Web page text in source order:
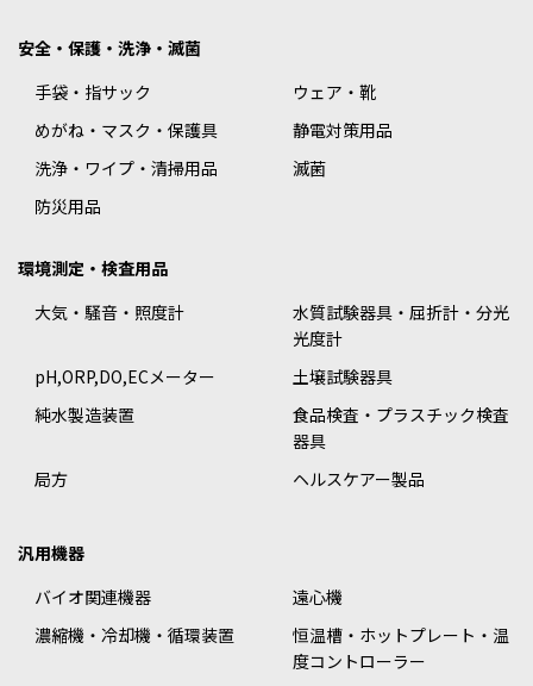
安全・保護・洗浄・滅菌
手袋・指サック
ウェア・靴
めがね・マスク・保護具
静電対策用品
洗浄・ワイプ・清掃用品
滅菌
防災用品
環境測定・検査用品
大気・騒音・照度計
水質試験器具・屈折計・分光
光度計
pH,ORP,DO,ECメーター
土壌試験器具
純水製造装置
食品検査・プラスチック検査
器具
局方
ヘルスケアー製品
汎用機器
バイオ関連機器
遠心機
濃縮機・冷却機・循環装置
恒温槽・ホットプレート・温
度コントローラー